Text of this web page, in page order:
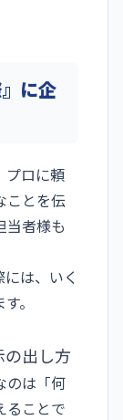
に企
プロに頼
ことを伝
当者様も
は、いく
。
出し方
のは「何
ることで